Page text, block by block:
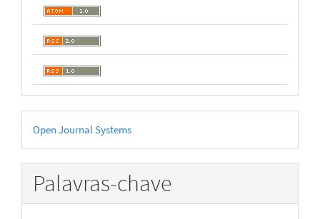
Desenvolvido
por
Open Journal Systems
Palavras-chave